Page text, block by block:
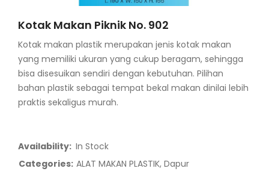
Kotak Makan Piknik No. 902
Kotak makan plastik merupakan jenis kotak makan
yang memiliki ukuran yang cukup beragam, sehingga
bisa disesuikan sendiri dengan kebutuhan. Pilihan
bahan plastik sebagai tempat bekal makan dinilai lebih
praktis sekaligus murah.
Availability: In Stock
Categories: ALAT MAKAN PLASTIK, Dapur